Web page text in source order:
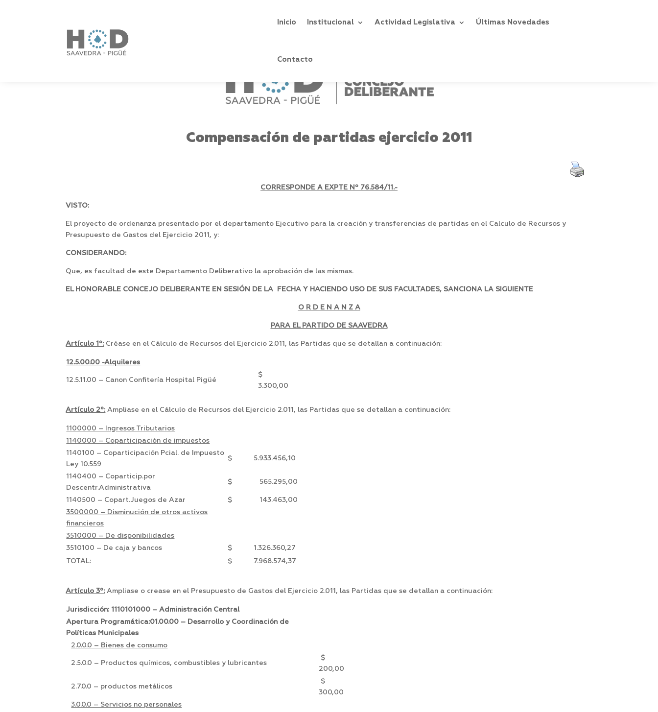
Inicio Institucional Actividad Legislativa Últimas Novedades
Contacto
Compensación de partidas ejercicio 2011
CORRESPONDE A EXPTE Nº 76.584/11.-
VISTO:
El proyecto de ordenanza presentado por el departamento Ejecutivo para la creación y transferencias de partidas en el Calculo de Recursos y
Presupuesto de Gastos del Ejercicio 2011, y:
CONSIDERANDO:
Que, es facultad de este Departamento Deliberativo la aprobación de las mismas.
EL HONORABLE CONCEJO DELIBERANTE EN SESIÓN DE LA FECHA Y HACIENDO USO DE SUS FACULTADES, SANCIONA LA SIGUIENTE
O R D E N A N Z A
PARA EL PARTIDO DE SAAVEDRA
Artículo 1º: Créase en el Cálculo de Recursos del Ejercicio 2.011, las Partidas que se detallan a continuación:
12.5.00.00 -Alquileres
12.5.11.00 – Canon Confitería Hospital Pigüé
$
3.300,00
Artículo 2º: Ampliase en el Cálculo de Recursos del Ejercicio 2.011, las Partidas que se detallan a continuación:
1100000 – Ingresos Tributarios
1140000 – Coparticipación de impuestos
1140100 – Coparticipación Pcial. de Impuesto
Ley 10.559
$ 5.933.456,10
1140400 – Coparticip.por
Descentr.Administrativa
$ 565.295,00
1140500 – Copart.Juegos de Azar
$ 143.463,00
3500000 – Disminución de otros activos
financieros
3510000 – De disponibilidades
3510100 – De caja y bancos
$ 1.326.360,27
TOTAL:
$ 7.968.574,37
Artículo 3º: Ampliase o crease en el Presupuesto de Gastos del Ejercicio 2.011, las Partidas que se detallan a continuación:
Jurisdicción: 1110101000 – Administración Central
Apertura Programática:01.00.00 – Desarrollo y Coordinación de
Políticas Municipales
2.0.0.0 – Bienes de consumo
2.5.0.0 – Productos químicos, combustibles y lubricantes
$
200,00
2.7.0.0 – productos metálicos
$
300,00
3.0.0.0 – Servicios no personales